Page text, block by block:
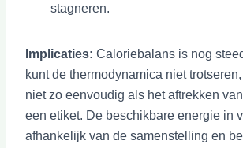
stagneren.
Implicaties: Caloriebalans is nog
kunt de thermodynamica niet
niet zo eenvoudig als het aftrekken
een etiket. De beschikbare energie in
afhankelijk van de samenstelling en